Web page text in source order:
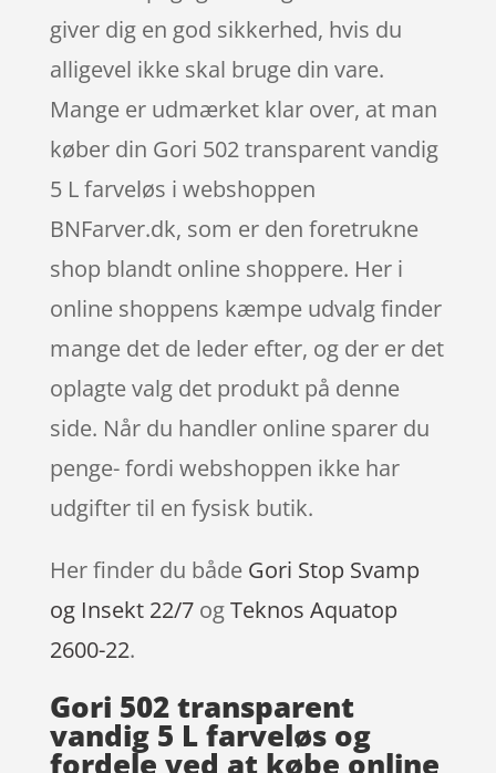
giver dig en god sikkerhed, hvis du
alligevel ikke skal bruge din vare.
Mange er udmærket klar over, at man
køber din Gori 502 transparent vandig
5 L farveløs i webshoppen
BNFarver.dk, som er den foretrukne
shop blandt online shoppere. Her i
online shoppens kæmpe udvalg finder
mange det de leder efter, og der er det
oplagte valg det produkt på denne
side. Når du handler online sparer du
penge- fordi webshoppen ikke har
udgifter til en fysisk butik.
Her finder du både Gori Stop Svamp
og Insekt 22/7ogTeknos Aquatop
2600-22.
Gori 502 transparent
vandig 5 L farveløs og
fordele ved at købe online